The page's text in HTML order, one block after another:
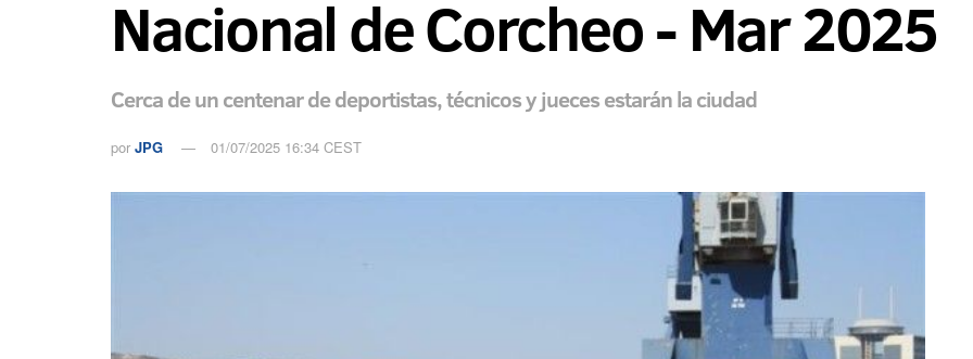
Nacional de Corcheo - Mar 2025
Cerca de un centenar de deportistas, técnicos y jueces estarán la ciudad
por JPG 01/07/2025 16:34 CEST